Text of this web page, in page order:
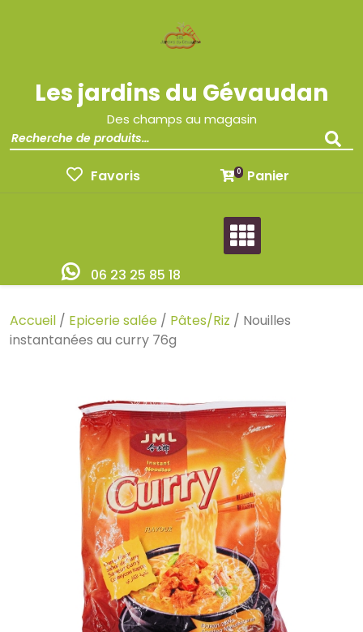
Les jardins du Gévaudan
Des champs au magasin
Favoris 0 Panier
06 23 25 85 18
Accueil / Epicerie salée / Pâtes/Riz / Nouilles
instantanées au curry 76g